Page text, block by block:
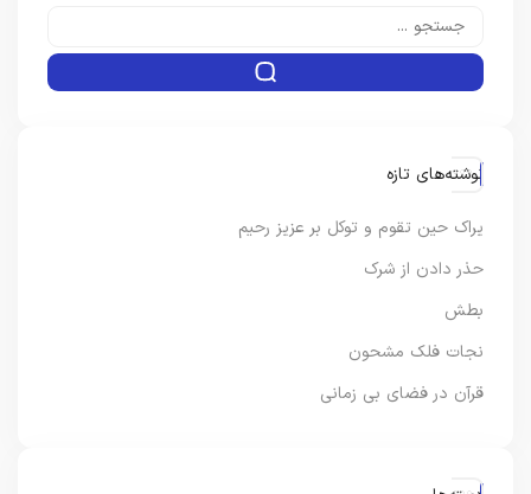
نوشته‌های تازه
یراک حین تقوم و توکل بر عزیز رحیم
حذر دادن از شرک
بطش
نجات فلک مشحون
قرآن در فضای بی زمانی